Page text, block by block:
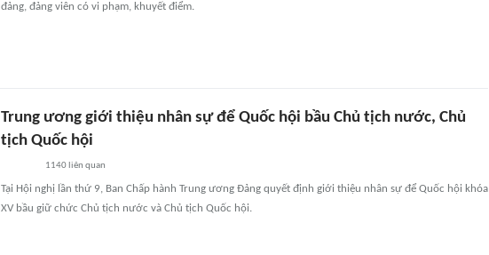
đảng, đảng viên có vi phạm, khuyết điểm.
Trung ương giới thiệu nhân sự để Quốc hội bầu Chủ tịch nước, Chủ
tịch Quốc hội
1140liên quan
Tại Hội nghị lần thứ 9, Ban Chấp hành Trung ương Đảng quyết định giới thiệu nhân sự để Quốc hội khóa
XV bầu giữ chức Chủ tịch nước và Chủ tịch Quốc hội.